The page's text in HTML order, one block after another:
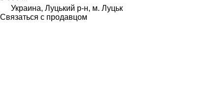
Украина, Луцький р-н, м. Луцьк
Связаться с продавцом